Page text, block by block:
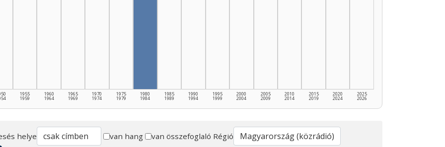
1955
1959
1960
1964
1965
1969
1970
1974
1975
1979
1980
1984
1985
1989
1990
1994
1995
1999
2000
2004
2005
2009
2010
2014
2015
2019
2020
2024
2025
2026
helye van hang van összefoglaló Régió